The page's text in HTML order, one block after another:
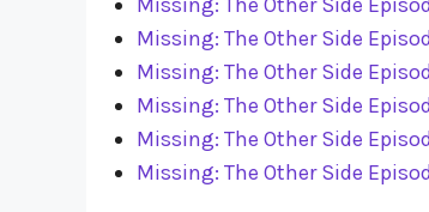
Missing: The Other Side
Missing: The Other Side
Missing: The Other Side
Missing: The Other Side
Missing: The Other Side